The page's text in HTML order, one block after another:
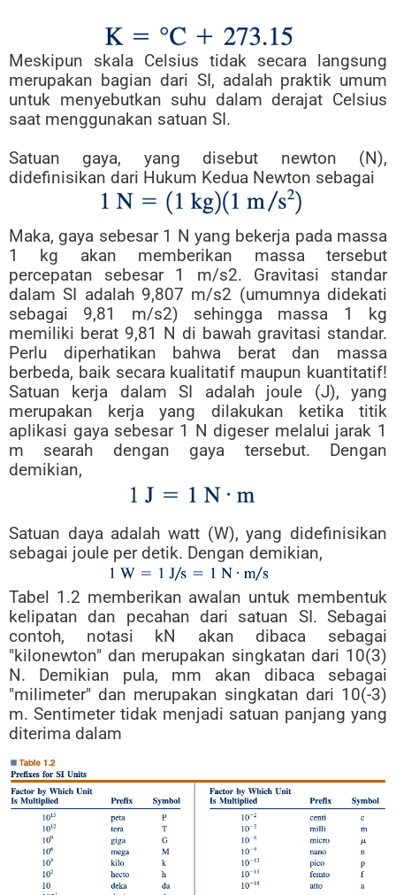
Meskipun skala Celsius tidak secara langsung
merupakan bagian dari SI, adalah praktik umum
untuk menyebutkan suhu dalam derajat Celsius
saat menggunakan satuan SI.
Satuan gaya, yang disebut newton (N),
didefinisikan dari Hukum Kedua Newton sebagai
Maka, gaya sebesar 1 N yang bekerja pada massa
1 kg akan memberikan massa tersebut
percepatan sebesar 1 m/s2. Gravitasi standar
dalam SI adalah 9,807 m/s2 (umumnya didekati
sebagai 9,81 m/s2) sehingga massa 1 kg
memiliki berat 9,81 N di bawah gravitasi standar.
Perlu diperhatikan bahwa berat dan massa
berbeda, baik secara kualitatif maupun kuantitatif!
Satuan kerja dalam SI adalah joule (J), yang
merupakan kerja yang dilakukan ketika titik
aplikasi gaya sebesar 1 N digeser melalui jarak 1
m searah dengan gaya tersebut. Dengan
demikian,
Satuan daya adalah watt (W), yang didefinisikan
sebagai joule per detik. Dengan demikian,
Tabel 1.2 memberikan awalan untuk membentuk
kelipatan dan pecahan dari satuan SI. Sebagai
contoh, notasi kN akan dibaca sebagai
"kilonewton" dan merupakan singkatan dari 10(3)
N. Demikian pula, mm akan dibaca sebagai
"milimeter" dan merupakan singkatan dari 10(-3)
m. Sentimeter tidak menjadi satuan panjang yang
diterima dalam